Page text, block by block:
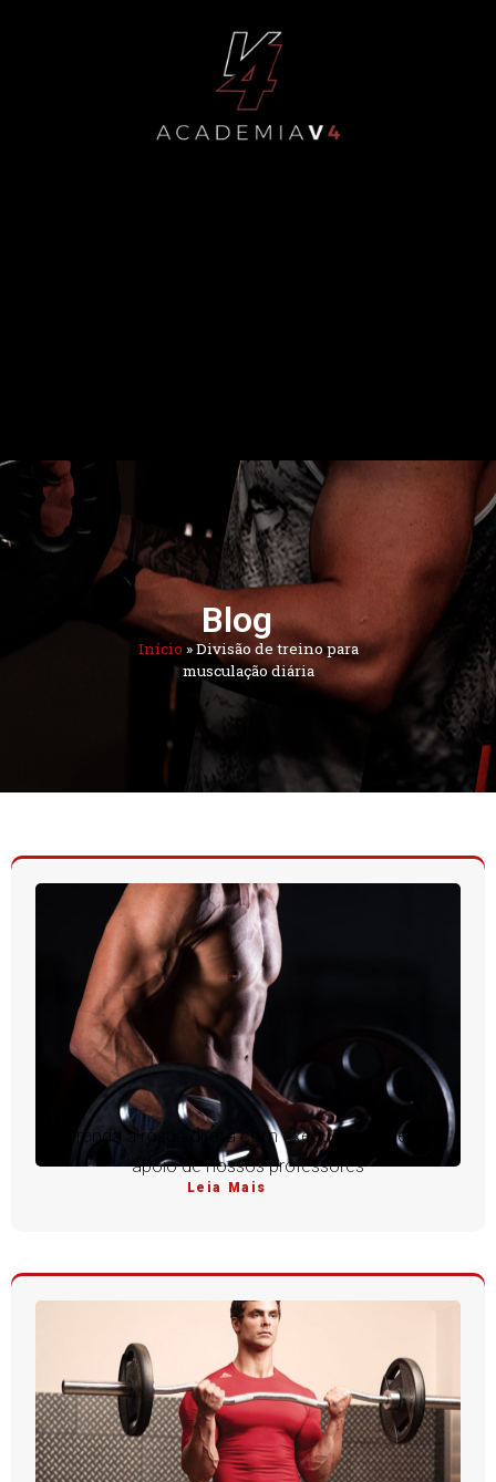
Blog
Início »Divisão de treino para
musculação diária
Aprenda a rosca direta com execução perfeita e
apoio de nossos professores
Leia Mais